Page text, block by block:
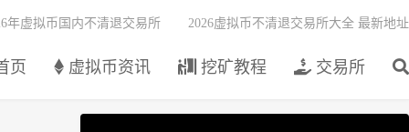
页 虚拟币资讯 挖矿教程 交易所
年虚拟币国内不清退交易所 2026虚拟币不清退交易所大全 最新地址